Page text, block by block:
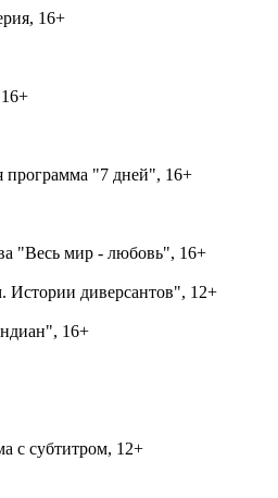
16+
программа "7 дней", 16+
"Весь мир - любовь", 16+
диверсантов", 12+
16+
с субтитром, 12+